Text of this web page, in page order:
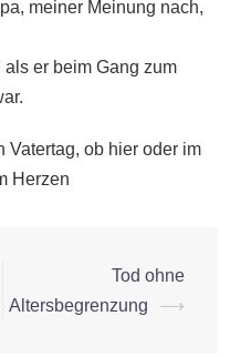
meiner Meinung nach,
er beim Gang zum
ob hier oder im
Herzen
Tod ohne
Altersbegrenzung
⟶